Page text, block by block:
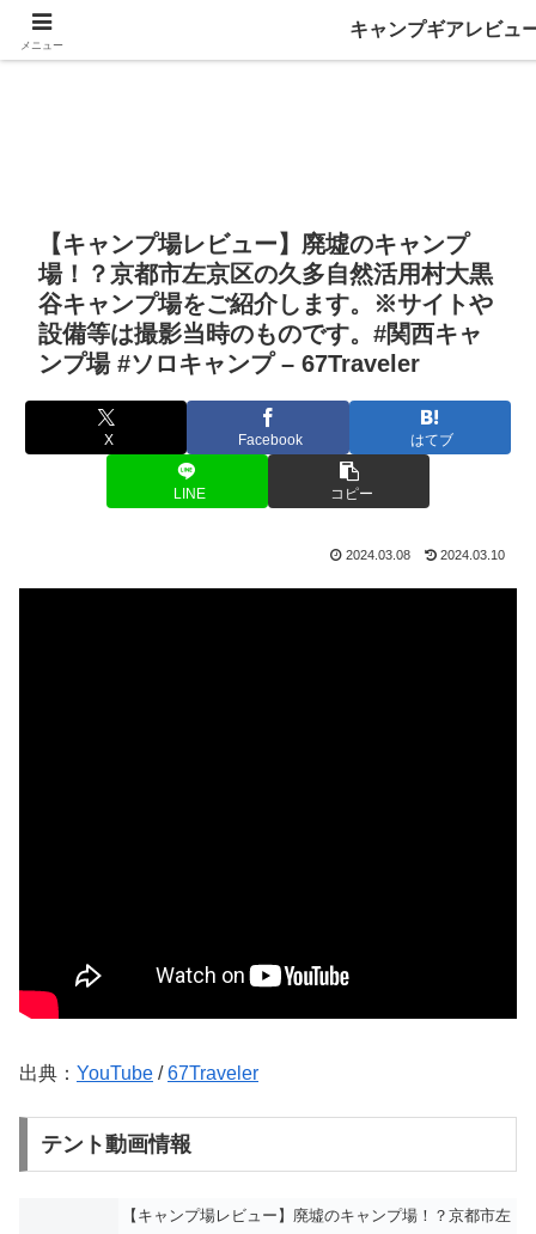
【キャンプ場レビュー】廃墟のキャンプ
場！？京都市左京区の久多自然活用村大黒
谷キャンプ場をご紹介します。※サイトや
設備等は撮影当時のものです。#関西キャ
ンプ場 #ソロキャンプ – 67Traveler
X Facebook はてブ
LINE コピー
2024.03.08 2024.03.10
出典： YouTube /67Traveler
テント動画情報
【キャンプ場レビュー】廃墟のキャンプ場！？京都市左
メニュー
キャンプギアレビュ